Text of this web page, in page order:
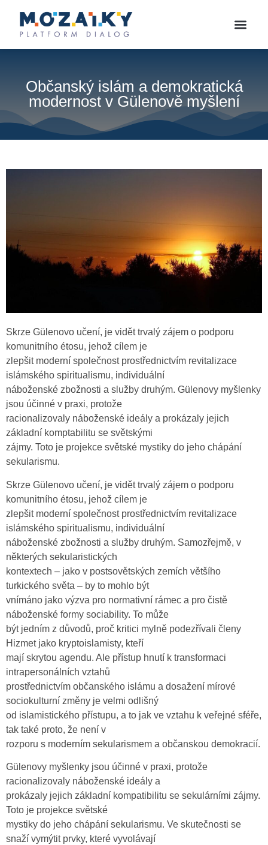
Občanský islám a demokratická
modernost v Gülenově myšlení
Skrze Gülenovo učení, je vidět trvalý zájem o podporu
komunitního étosu, jehož cílem je
zlepšit moderní společnost prostřednictvím revitalizace
islámského spiritualismu, individuální
náboženské zbožnosti a služby druhým. Gülenovy myšlenky
jsou účinné v praxi, protože
racionalizovaly náboženské ideály a prokázaly jejich
základní komptabilitu se světskými
zájmy. Toto je projekce světské mystiky do jeho chápání
sekularismu.
Skrze Gülenovo učení, je vidět trvalý zájem o podporu
komunitního étosu, jehož cílem je
zlepšit moderní společnost prostřednictvím revitalizace
islámského spiritualismu, individuální
náboženské zbožnosti a služby druhým. Samozřejmě, v
některých sekularistických
kontextech – jako v postsovětských zemích většího
turkického světa – by to mohlo být
vnímáno jako výzva pro normativní rámec a pro čistě
náboženské formy sociability. To může
být jedním z důvodů, proč kritici mylně podezřívali členy
Hizmet jako kryptoislamisty, kteří
mají skrytou agendu. Ale přístup hnutí k transformaci
intrapersonálních vztahů
prostřednictvím občanského islámu a dosažení mírové
sociokulturní změny je velmi odlišný
od islamistického přístupu, a to jak ve vztahu k veřejné sféře,
tak také proto, že není v
rozporu s moderním sekularismem a občanskou demokracií.
Gülenovy myšlenky jsou účinné v praxi, protože
racionalizovaly náboženské ideály a
prokázaly jejich základní kompatibilitu se sekulárními zájmy.
Toto je projekce světské
mystiky do jeho chápání sekularismu. Ve skutečnosti se
snaží vymýtit prvky, které vyvolávají